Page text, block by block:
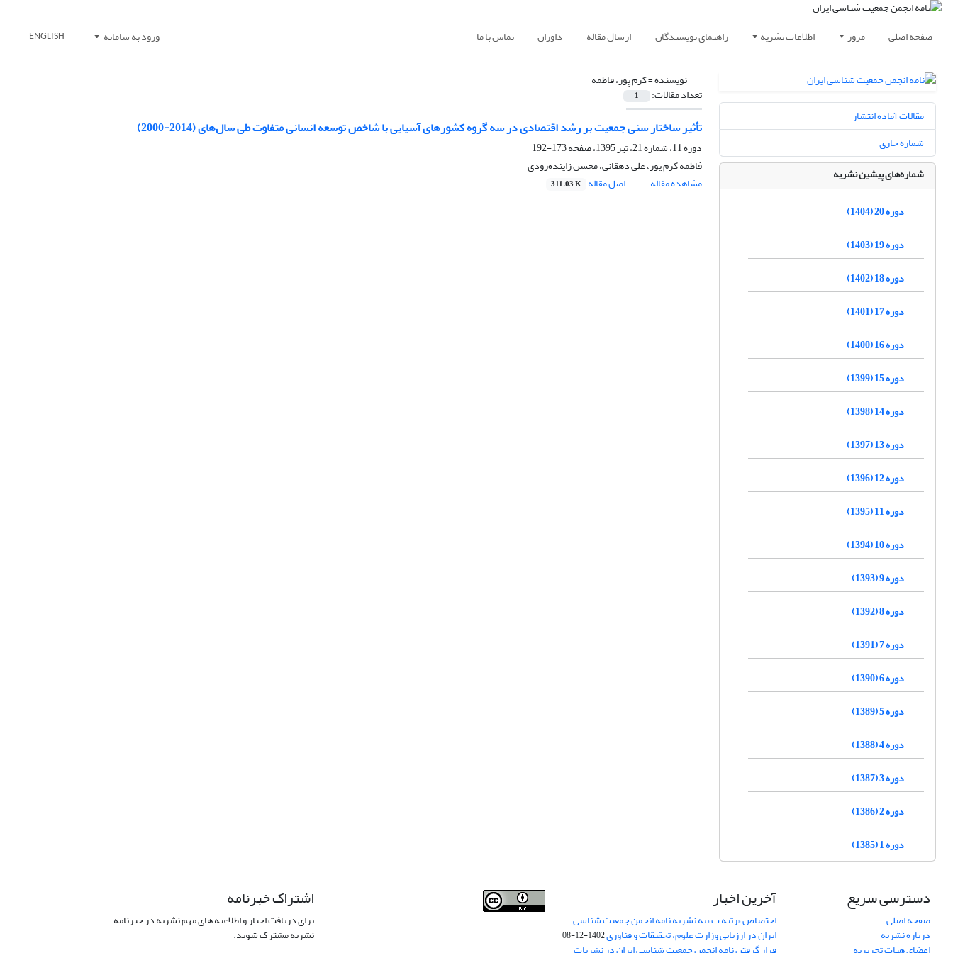
صفحه اصلی مرور اطلاعات نشریه راهنمای نویسندگان ارسال مقاله داوران تماس با ما ورود به سامانه ENGLISH
نویسنده =کرم پور، فاطمه
تعداد مقالات: 1
تأثیر ساختار سنی جمعیت بر رشد اقتصادی در سه گروه کشورهای آسیایی با شاخص توسعه انسانی متفاوت طی سال‌های (2014-2000)
دوره 11، شماره 21، تیر 1395، صفحه
173-192
فاطمه کرم پور، علی دهقانی، محسن زاینده‌رودی
مشاهده مقاله
اصل مقاله 311.03 K
مقالات آماده انتشار
شماره جاری
شماره‌های پیشین نشریه
دوره 20 (1404)
دوره 19 (1403)
دوره 18 (1402)
دوره 17 (1401)
دوره 16 (1400)
دوره 15 (1399)
دوره 14 (1398)
دوره 13 (1397)
دوره 12 (1396)
دوره 11 (1395)
دوره 10 (1394)
دوره 9 (1393)
دوره 8 (1392)
دوره 7 (1391)
دوره 6 (1390)
دوره 5 (1389)
دوره 4 (1388)
دوره 3 (1387)
دوره 2 (1386)
دوره 1 (1385)
دسترسی سریع
صفحه اصلی
درباره نشریه
آخرین اخبار
اختصاص «رتبه ب» به نشریه نامه انجمن جمعیت شناسی
ایران در ارزیابی وزارت علوم، تحقیقات و فناوری1402-12-08
اشتراک خبرنامه
برای دریافت اخبار و اطلاعیه های مهم نشریه در خبرنامه
نشریه مشترک شوید.